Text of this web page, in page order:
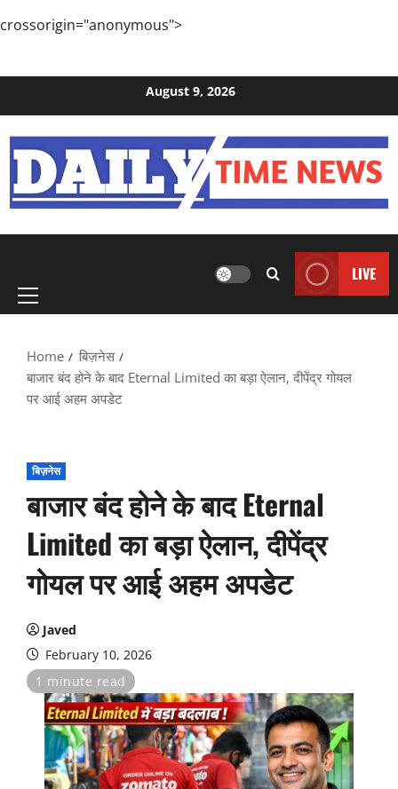
crossorigin="anonymous">
August 9, 2026
LIVE
Home
बिज़नेस
बाजार बंद होने के बाद Eternal Limited का बड़ा ऐलान, दीपेंद्र गोयल
पर आई अहम अपडेट
बिज़नेस
बाजार बंद होने के बाद Eternal
Limited का बड़ा ऐलान, दीपेंद्र
गोयल पर आई अहम अपडेट
Javed
February 10, 2026
1 minute read